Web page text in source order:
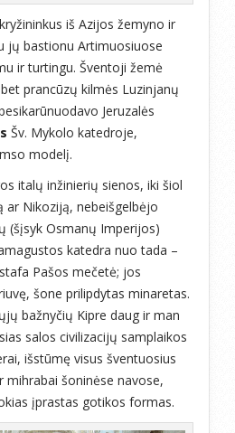
iš Azijos žemyno ir
jų bastionu Artimuosiuose
ir turtingu. Šventoji žemė
prancūzų kilmės Luzinjanų
Jeruzalės
Šv. Mykolo katedroje,
modelį.
italų inžinierių sienos, iki šiol
ar Nikoziją, nebeišgelbėjo
(šįsyk Osmanų Imperijos)
katedra nuo tada –
Pašos mečetė; jos
šone prilipdytas minaretas.
bažnyčių Kipre daug ir man
salos civilizacijų samplaikos
išstūmę visus šventuosius
mihrabai šoninėse navose,
įprastas gotikos formas.